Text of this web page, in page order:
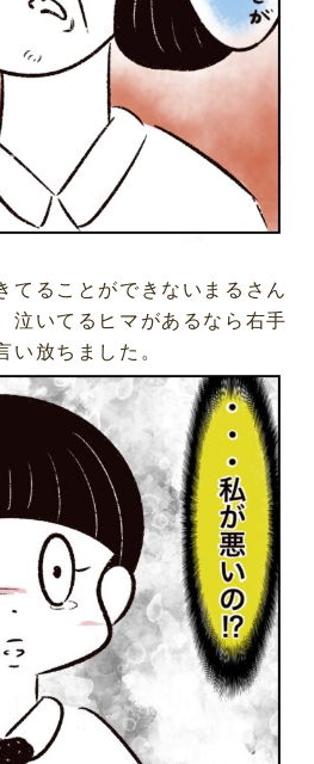
てることができないまるさん
泣いてるヒマがあるなら右手
放ちました。